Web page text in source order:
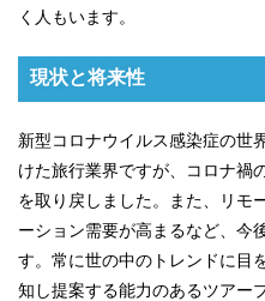
く人もいます。
現状と将来性
新型コロナウイルス感染症の世
けた旅行業界ですが、コロナ禍
を取り戻しました。また、リモ
ーション需要が高まるなど、今
す。常に世の中のトレンドに目
知し提案する能力のあるツアー